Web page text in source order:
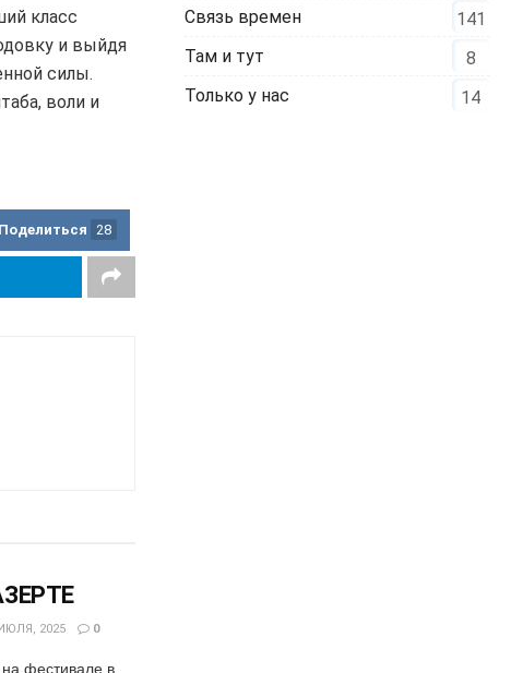
класс
и выйдя
силы.
воли и
Поделиться 28
2025 0
фестивале в
Связь времен
141
Там и тут
8
Только у нас
14